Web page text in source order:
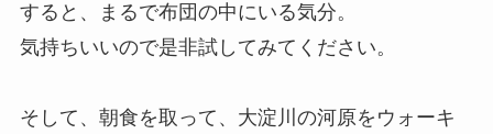
すると、まるで布団の中にいる気分。
気持ちいいので是非試してみてください。
そして、朝食を取って、大淀川の河原をウォーキ